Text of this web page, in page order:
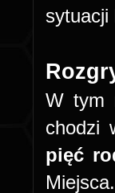
sytuacji
W tym
chodzi
pięć